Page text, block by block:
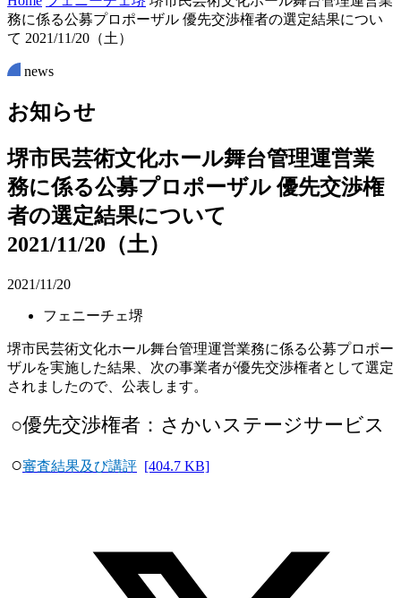
務に係る公募プロポーザル 優先交渉権者の選定結果につい
て 2021/11/20（土）
news
お知らせ
堺市民芸術文化ホール舞台管理運営業
務に係る公募プロポーザル 優先交渉権
者の選定結果について
2021/11/20（土）
2021/11/20
フェニーチェ堺
堺市民芸術文化ホール舞台管理運営業務に係る公募プロポー
ザルを実施した結果、次の事業者が優先交渉権者として選定
されましたので、公表します。
○優先交渉権者：さかいステージサービス
○審査結果及び講評 [404.7 KB]